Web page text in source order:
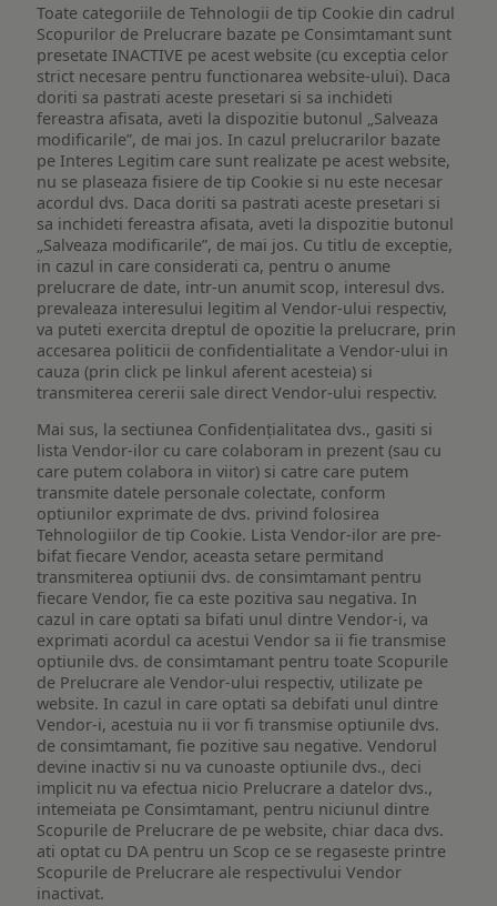
Toate categoriile de Tehnologii de tip Cookie din cadrul
Scopurilor de Prelucrare bazate pe Consimtamant sunt
presetate INACTIVE pe acest website (cu exceptia celor
strict necesare pentru functionarea website-ului). Daca
doriti sa pastrati aceste presetari si sa inchideti
fereastra afisata, aveti la dispozitie butonul „Salveaza
modificarile”, de mai jos. In cazul prelucrarilor bazate
pe Interes Legitim care sunt realizate pe acest website,
nu se plaseaza fisiere de tip Cookie si nu este necesar
acordul dvs. Daca doriti sa pastrati aceste presetari si
sa inchideti fereastra afisata, aveti la dispozitie butonul
„Salveaza modificarile”, de mai jos. Cu titlu de exceptie,
in cazul in care considerati ca, pentru o anume
prelucrare de date, intr-un anumit scop, interesul dvs.
prevaleaza interesului legitim al Vendor-ului respectiv,
va puteti exercita dreptul de opozitie la prelucrare, prin
accesarea politicii de confidentialitate a Vendor-ului in
cauza (prin click pe linkul aferent acesteia) si
transmiterea cererii sale direct Vendor-ului respectiv.
Mai sus, la sectiunea Confidențialitatea dvs., gasiti si
lista Vendor-ilor cu care colaboram in prezent (sau cu
care putem colabora in viitor) si catre care putem
transmite datele personale colectate, conform
optiunilor exprimate de dvs. privind folosirea
Tehnologiilor de tip Cookie. Lista Vendor-ilor are pre-
bifat fiecare Vendor, aceasta setare permitand
transmiterea optiunii dvs. de consimtamant pentru
fiecare Vendor, fie ca este pozitiva sau negativa. In
cazul in care optati sa bifati unul dintre Vendor-i, va
exprimati acordul ca acestui Vendor sa ii fie transmise
optiunile dvs. de consimtamant pentru toate Scopurile
de Prelucrare ale Vendor-ului respectiv, utilizate pe
website. In cazul in care optati sa debifati unul dintre
Vendor-i, acestuia nu ii vor fi transmise optiunile dvs.
de consimtamant, fie pozitive sau negative. Vendorul
devine inactiv si nu va cunoaste optiunile dvs., deci
implicit nu va efectua nicio Prelucrare a datelor dvs.,
intemeiata pe Consimtamant, pentru niciunul dintre
Scopurile de Prelucrare de pe website, chiar daca dvs.
ati optat cu DA pentru un Scop ce se regaseste printre
Scopurile de Prelucrare ale respectivului Vendor
inactivat.